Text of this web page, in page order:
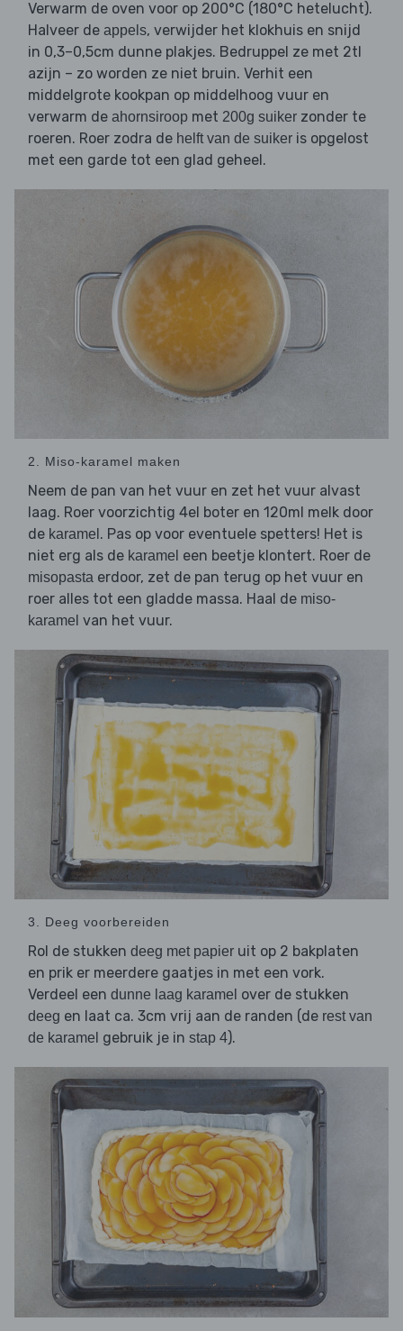
Verwarm de oven voor op 200°C (180°C hetelucht).
Halveer de appels, verwijder het klokhuis en snijd
in 0,3–0,5cm dunne plakjes. Bedruppel ze met 2tl
azijn – zo worden ze niet bruin. Verhit een
middelgrote kookpan op middelhoog vuur en
verwarm de ahornsiroop met 200g suiker zonder te
roeren. Roer zodra de helft van de suiker is opgelost
met een garde tot een glad geheel.
2. Miso-karamel maken
Neem de pan van het vuur en zet het vuur alvast
laag. Roer voorzichtig 4el boter en 120ml melk door
de karamel . Pas op voor eventuele spetters! Het is
niet erg als de karamel een beetje klontert. Roer de
misopasta erdoor, zet de pan terug op het vuur en
roer alles tot een gladde massa. Haal de miso-
karamel van het vuur.
3. Deeg voorbereiden
Rol de stukken deeg met papier uit op 2 bakplaten
en prik er meerdere gaatjes in met een vork.
Verdeel een dunne laag karamel over de stukken
deeg en laat ca. 3cm vrij aan de randen (de rest van
de karamel gebruik je in stap 4).